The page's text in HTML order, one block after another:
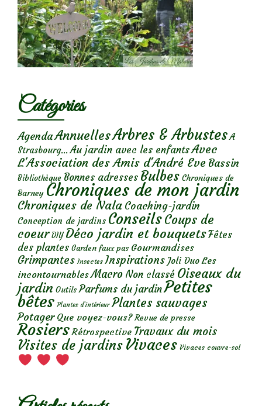
Catégories
AgendaAnnuellesArbres & Arbustes A
Strasbourg... Au jardin avec les enfantsAvec
L'Association des Amis d'André Eve Bassin
Bibliothèque Bonnes adresses Bulbes Chroniques de
Barney Chroniques de mon jardin
Chroniques de Nala Coaching-jardin
Conception de jardins ConseilsCoups de
coeur DIY Déco jardin et bouquetsFêtes
des plantes Garden faux pas Gourmandises
Grimpantes Insectes Inspirations Joli Duo Les
incontournables Macro Non classé Oiseaux du
jardin Outils Parfums du jardinPetites
bêtes Plantes d’intérieur Plantes sauvages
Potager Que voyez-vous? Revue de presse
Rosiers Rétrospective Travaux du mois
Visites de jardins Vivaces Vivaces couvre-sol